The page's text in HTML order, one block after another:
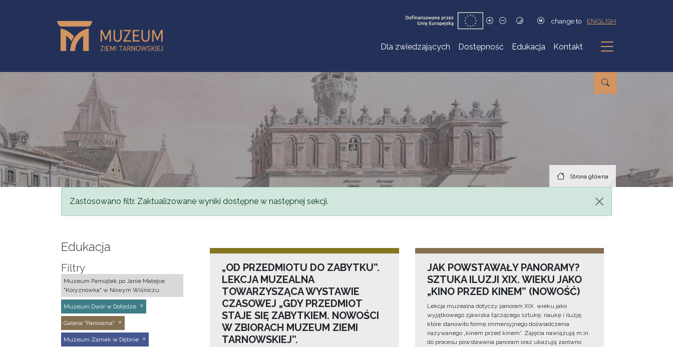
change to ENGLISH
Dla zwiedzających Dostępność Edukacja Kontakt
Podmenu
Strona główna
Komunikat
Zastosowano filtr. Zaktualizowane wyniki dostępne w następnej sekcji.
Edukacja
Filtry
Muzeum Pamiątek po Janie Matejce
"Koryznówka" w Nowym Wiśniczu
Muzeum Dwór w Dołędze
Galeria "Panorama"
Muzeum Zamek w Dębnie
„OD PRZEDMIOTU DO ZABYTKU”.
LEKCJA MUZEALNA
TOWARZYSZĄCA WYSTAWIE
CZASOWEJ „GDY PRZEDMIOT
STAJE SIĘ ZABYTKIEM. NOWOŚCI
W ZBIORACH MUZEUM ZIEMI
TARNOWSKIEJ”.
JAK POWSTAWAŁY PANORAMY?
SZTUKA ILUZJI XIX. WIEKU JAKO
„KINO PRZED KINEM” (NOWOŚĆ)
Lekcja muzealna dotyczy panoram XIX. wieku jako
wyjątkowego zjawiska łączącego sztukę, naukę i iluzję,
które stanowiło formę immersyjnego doświadczenia
nazywanego „kinem przed kinem”. Zajęcia nawiązują m.in.
do procesu powstawania panoram oraz ukazują zarówno